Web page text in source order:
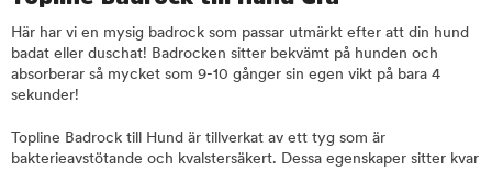
Här har vi en mysig badrock som passar utmärkt efter att din hund
badat eller duschat! Badrocken sitter bekvämt på hunden och
absorberar så mycket som 9-10 gånger sin egen vikt på bara 4
sekunder!
Topline Badrock till Hund är tillverkat av ett tyg som är
bakterieavstötande och kvalstersäkert. Dessa egenskaper sitter kvar